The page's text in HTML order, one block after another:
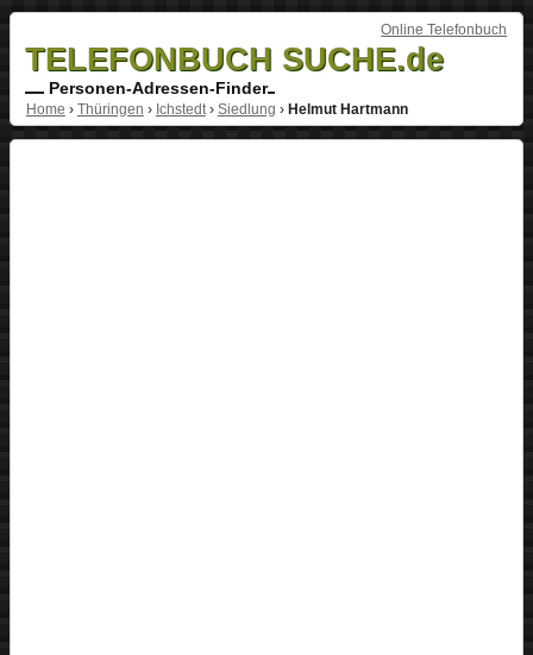
Online Telefonbuch
TELEFONBUCH SUCHE.de
Personen-Adressen-Finder
Home › Thüringen › Ichstedt› Siedlung › Helmut Hartmann